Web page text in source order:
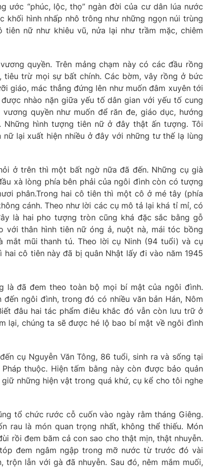
ước “phúc, lộc, thọ” ngàn đời của cư dân lúa nước
hình nhấp nhô trông như những ngọn núi trùng
nữ như khiêu vũ, nửa lại như trầm mặc, chiêm
quyền. Trên mảng chạm này có các đầu rồng
tiêu trừ mọi sự bất chính. Các bờm, vây rồng ở bức
giáo, mác thẳng đứng lên như muốn đâm xuyên tới
nhào nặn giữa yếu tố dân gian với yếu tố cung
quyền như muốn để răn đe, giáo dục, hướng
hình tượng tiên nữ ở đây thật ấn tượng. Tôi
lại xuất hiện nhiều ở đây với những tư thế lạ lùng
ở trên thì một bất ngờ nữa đã đến. Những cụ già
xà lòng phía bên phải của ngôi đình còn có tượng
phân.Trong hai cô tiên thì một cô ở mé tây (phía
cánh. Theo như lời các cụ mô tả lại khá tỉ mỉ, có
là hai pho tượng tròn cũng khá đặc sắc bằng gỗ
thân hình tiên nữ óng ả, nuột nà, mái tóc bồng
mũi thanh tú. Theo lời cụ Ninh (94 tuổi) và cụ
cô tiên này đã bị quân Nhật lấy đi vào năm 1945
là đã đem theo toàn bộ mọi bí mật của ngôi đình.
ngôi đình, trong đó có nhiều văn bản Hán, Nôm
đâu hai tác phẩm điêu khắc đó vẫn còn lưu trữ ở
lại, chúng ta sẽ được hé lộ bao bí mật về ngôi đình
cụ Nguyễn Văn Tông, 86 tuổi, sinh ra và sống tại
thuộc. Hiện tấm bằng này còn được bảo quản
những hiện vật trong quá khứ, cụ kể cho tôi nghe
tổ chức rước cỗ cuốn vào ngày rằm tháng Giêng.
rau là món quan trọng nhất, không thể thiếu. Món
rồi đem băm cả con sao cho thật mịn, thật nhuyễn.
đem ngâm ngập trong mỡ nước từ trước đó vài
lẫn với gà đã nhuyễn. Sau đó, nêm mắm muối,